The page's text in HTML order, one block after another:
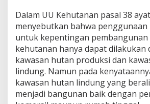
d
n
T
a
s
i
k
m
a
Dalam UU Kehutanan pasal 38
menyebutkan bahwa
untuk kepentingan
kehutanan hanya dapat dilakukan
kawasan hutan produksi dan
lindung. Namun pada
kawasan hutan lindung yang
menjadi bangunan baik dengan